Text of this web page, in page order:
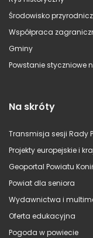
Środowisko
Współpraca
Gminy
Powstanie styczniowe
Na skróty
Transmisja sesji Rady
Projekty europejskie i
Geoportal Powiatu
Powiat dla seniora
Wydawnictwa i
Oferta edukacyjna
Pogoda w powiecie